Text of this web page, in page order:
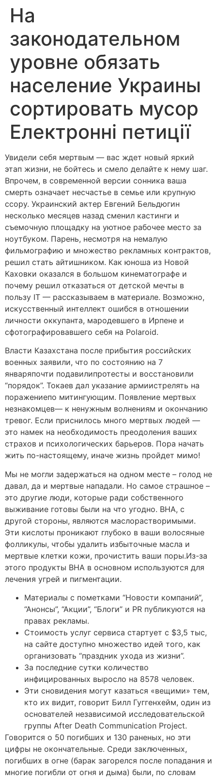
На
законодательном
уровне обязать
население Украины
сортировать мусор
Електронні петиції
Увидели себя мертвым — вас ждет новый яркий
этап жизни, не бойтесь и смело делайте к нему шаг.
Впрочем, в современной версии сонника ваша
смерть означает несчастье в семье или крупную
ссору. Украинский актер Евгений Бельдюгин
несколько месяцев назад сменил кастинги и
съемочную площадку на уютное рабочее место за
ноутбуком. Парень, несмотря на немалую
фильмографию и множество рекламных контрактов,
решил стать айтишником. Как юноша из Новой
Каховки оказался в большом кинематографе и
почему решил отказаться от детской мечты в
пользу IT — рассказываем в материале. Возможно,
искусственный интеллект ошибся в отношении
личности оккупанта, мародевшего в Ирпене и
сфотографировавшего себя на Polaroid.
Власти Казахстана после прибытия российских
военных заявили, что по состоянию на 7
январяпочти подавилипротесты и восстановили
“порядок”. Токаев дал указание армиистрелять на
поражениепо митингующим. Появление мертвых
незнакомцев— к ненужным волнениям и окончанию
тревог. Если приснилось много мертвых людей —
это намек на необходимость преодоления ваших
страхов и психологических барьеров. Пора начать
жить по-настоящему, иначе жизнь пройдет мимо!
Мы не могли задержаться на одном месте – голод не
давал, да и мертвые нападали. Но самое страшное –
это другие люди, которые ради собственного
выживание готовы были на что угодно. BHA, с
другой стороны, являются маслорастворимыми.
Эти кислоты проникают глубоко в ваши волосяные
фолликулы, чтобы удалить избыточные масла и
мертвые клетки кожи, прочистить ваши поры.Из-за
этого продукты BHA в основном используются для
лечения угрей и пигментации.
Материалы с пометками “Новости компаний“,
“Анонсы”, “Акции”, “Блоги” и PR публикуются на
правах рекламы.
Стоимость услуг сервиса стартует с $3,5 тыс,
на сайте доступно множество идей того, как
организовать “праздник ухода из жизни”.
За последние сутки количество
инфицированных выросло на 8578 человек.
Эти сновидения могут казаться «вещими» тем,
кто их видит, говорит Билл Гуггенхейм, один из
основателей независимой исследовательской
группы After Death Communication Project.
Говорится о 50 погибших и 130 раненых, но эти
цифры не окончательные. Среди заключенных,
погибших в огне (барак загорелся после попадания и
многие погибли от огня и дыма) были, по словам